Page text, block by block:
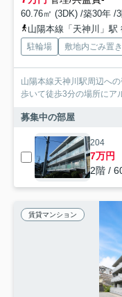
60.76㎡ (3DK) /築30年 /
山陽本線「天神川」駅
駐輪場 敷地内ごみ置
山陽本線天神川駅周辺へ
歩いて徒歩3分の場所にア
募集中の部屋
204
7万円
2階 /
賃貸マンション